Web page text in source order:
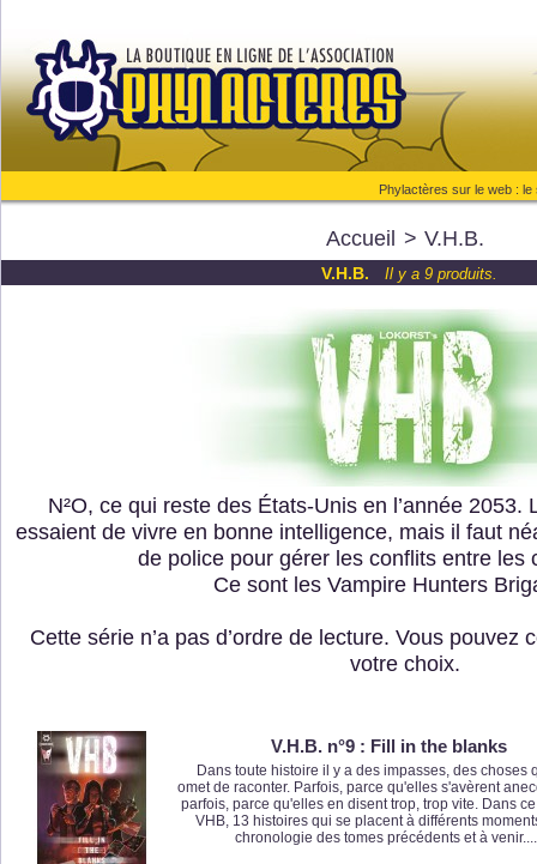
Phylactères sur le web : le
Accueil > V.H.B.
V.H.B. Il y a 9 produits.
N²O, ce qui reste des États-Unis en l’année 2053.
essaient de vivre en bonne intelligence, mais il faut
de police pour gérer les conflits entre les
Ce sont les Vampire Hunters
Cette série n’a pas d’ordre de lecture. Vous pouvez
votre choix.
V.H.B. n°9 : Fill in the blanks
Dans toute histoire il y a des impasses, des choses
omet de raconter. Parfois, parce qu'elles s'avèrent
parfois, parce qu'elles en disent trop, trop vite. Dans
VHB, 13 histoires qui se placent à différents
chronologie des tomes précédents et à venir....